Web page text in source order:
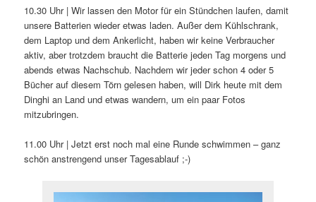
10.30 Uhr | Wir lassen den Motor für ein Stündchen laufen, damit
unsere Batterien wieder etwas laden. Außer dem Kühlschrank,
dem Laptop und dem Ankerlicht, haben wir keine Verbraucher
aktiv, aber trotzdem braucht die Batterie jeden Tag morgens und
abends etwas Nachschub. Nachdem wir jeder schon 4 oder 5
Bücher auf diesem Törn gelesen haben, will Dirk heute mit dem
Dinghi an Land und etwas wandern, um ein paar Fotos
mitzubringen.
11.00 Uhr | Jetzt erst noch mal eine Runde schwimmen – ganz
schön anstrengend unser Tagesablauf ;-)